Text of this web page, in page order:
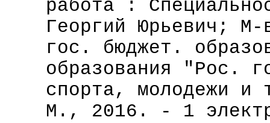
работа :
Георгий Юрьевич;
гос. бюджет.
образования "Рос.
спорта, молодежи
М., 2016. - 1